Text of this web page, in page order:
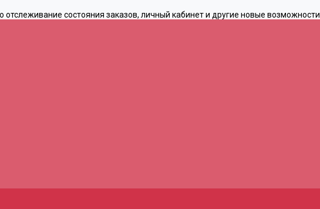
отслеживание состояния заказов, личный кабинет и другие новые возможности